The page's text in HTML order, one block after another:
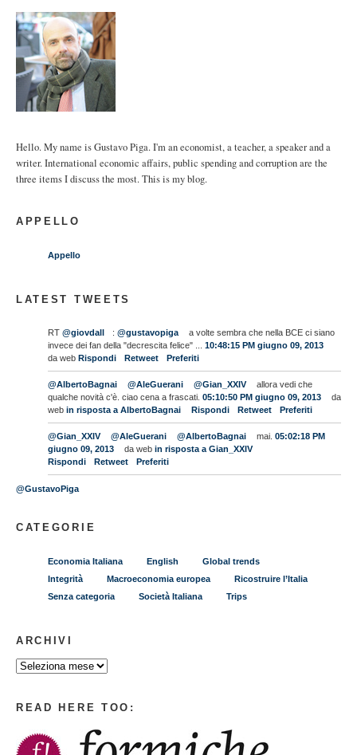
Hello. My name is Gustavo Piga. I'm an economist, a teacher, a speaker and a
writer. International economic affairs, public spending and corruption are the
three items I discuss the most. This is my blog.
APPELLO
Appello
LATEST TWEETS
RT @giovdall : @gustavopiga
a volte sembra che nella BCE ci siano
invece dei fan della "decrescita felice" ...
10:48:15 PM giugno 09, 2013
da web Rispondi Retweet Preferiti
@AlbertoBagnai @AleGuerani @Gian_XXIV
allora vedi che
qualche novità c'è. ciao cena a frascati. 05:10:50 PM giugno 09, 2013
da
web in risposta a AlbertoBagnai Rispondi Retweet Preferiti
@Gian_XXIV @AleGuerani @AlbertoBagnai mai. 05:02:18 PM
giugno 09, 2013
da web in risposta a Gian_XXIV
Rispondi
Retweet Preferiti
@GustavoPiga
CATEGORIE
Economia Italiana English
Global trends
Integrità
Macroeconomia europea
Ricostruire l’Italia
Senza categoria
Società Italiana Trips
ARCHIVI
READ HERE TOO: